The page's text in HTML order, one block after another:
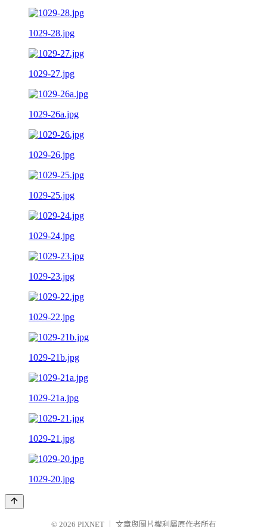
1029-28.jpg
1029-27.jpg
1029-26a.jpg
1029-26.jpg
1029-25.jpg
1029-24.jpg
1029-23.jpg
1029-22.jpg
1029-21b.jpg
1029-21a.jpg
1029-21.jpg
1029-20.jpg
© 2026 PIXNET 文章與圖片權利屬原作者所有